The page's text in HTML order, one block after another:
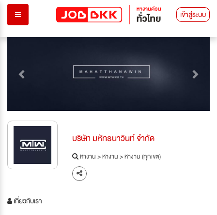
เข้าสู่ระบบ
บริษัท มหัทธนาวินท์ จำกัด
หางาน>หางาน>หางาน (ทุกเขต)
เกี่ยวกับเรา